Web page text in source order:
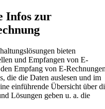
Infos zur
bieten
und Empfangen von E-
Empfang von E-
die die Daten auslesen und im
einführende Übersicht über
Lösungen geben u. a. die